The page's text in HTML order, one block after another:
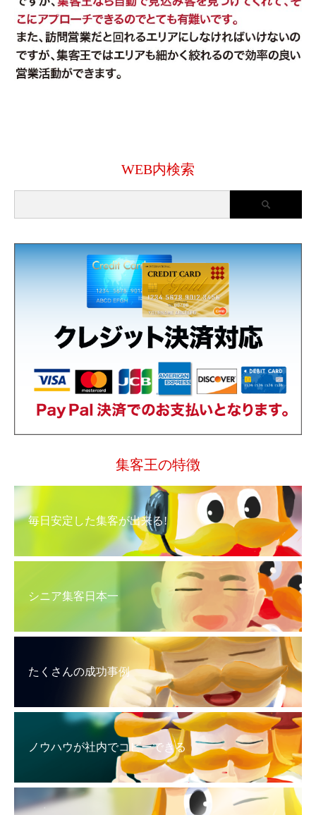
WEB内検索
集客王の特徴
毎日安定した集客が出来る!
シニア集客日本一
たくさんの成功事例
ノウハウが社内でコピーできる